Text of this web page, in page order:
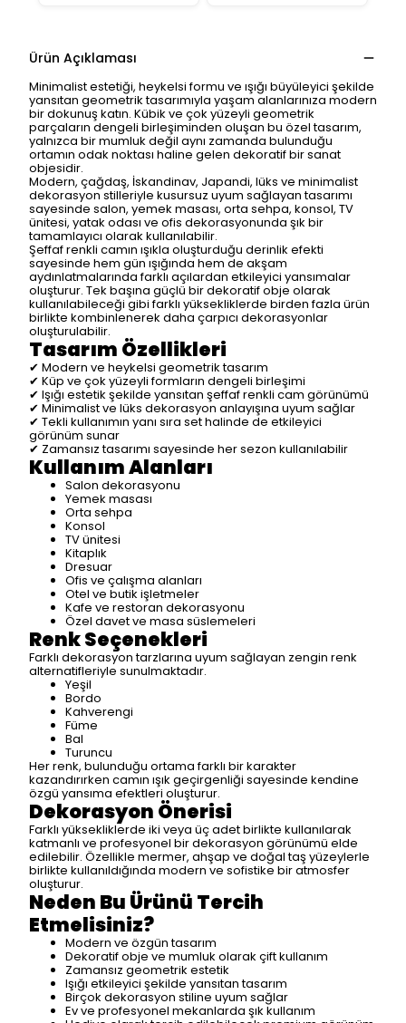
Ürün Açıklaması
Minimalist estetiği, heykelsi formu ve ışığı büyüleyici şekilde
yansıtan geometrik tasarımıyla yaşam alanlarınıza modern
bir dokunuş katın. Kübik ve çok yüzeyli geometrik
parçaların dengeli birleşiminden oluşan bu özel tasarım,
yalnızca bir mumluk değil aynı zamanda bulunduğu
ortamın odak noktası haline gelen dekoratif bir sanat
objesidir.
Modern, çağdaş, İskandinav, Japandi, lüks ve minimalist
dekorasyon stilleriyle kusursuz uyum sağlayan tasarımı
sayesinde salon, yemek masası, orta sehpa, konsol, TV
ünitesi, yatak odası ve ofis dekorasyonunda şık bir
tamamlayıcı olarak kullanılabilir.
Şeffaf renkli camın ışıkla oluşturduğu derinlik efekti
sayesinde hem gün ışığında hem de akşam
aydınlatmalarında farklı açılardan etkileyici yansımalar
oluşturur. Tek başına güçlü bir dekoratif obje olarak
kullanılabileceği gibi farklı yüksekliklerde birden fazla ürün
birlikte kombinlenerek daha çarpıcı dekorasyonlar
oluşturulabilir.
Tasarım Özellikleri
✔ Modern ve heykelsi geometrik tasarım
✔ Küp ve çok yüzeyli formların dengeli birleşimi
✔ Işığı estetik şekilde yansıtan şeffaf renkli cam görünümü
✔ Minimalist ve lüks dekorasyon anlayışına uyum sağlar
✔ Tekli kullanımın yanı sıra set halinde de etkileyici
görünüm sunar
✔ Zamansız tasarımı sayesinde her sezon kullanılabilir
Kullanım Alanları
Salon dekorasyonu
Yemek masası
Orta sehpa
Konsol
TV ünitesi
Kitaplık
Dresuar
Ofis ve çalışma alanları
Otel ve butik işletmeler
Kafe ve restoran dekorasyonu
Özel davet ve masa süslemeleri
Renk Seçenekleri
Farklı dekorasyon tarzlarına uyum sağlayan zengin renk
alternatifleriyle sunulmaktadır.
Yeşil
Bordo
Kahverengi
Füme
Bal
Turuncu
Her renk, bulunduğu ortama farklı bir karakter
kazandırırken camın ışık geçirgenliği sayesinde kendine
özgü yansıma efektleri oluşturur.
Dekorasyon Önerisi
Farklı yüksekliklerde iki veya üç adet birlikte kullanılarak
katmanlı ve profesyonel bir dekorasyon görünümü elde
edilebilir. Özellikle mermer, ahşap ve doğal taş yüzeylerle
birlikte kullanıldığında modern ve sofistike bir atmosfer
oluşturur.
Neden Bu Ürünü Tercih
Etmelisiniz?
Modern ve özgün tasarım
Dekoratif obje ve mumluk olarak çift kullanım
Zamansız geometrik estetik
Işığı etkileyici şekilde yansıtan tasarım
Birçok dekorasyon stiline uyum sağlar
Ev ve profesyonel mekanlarda şık kullanım